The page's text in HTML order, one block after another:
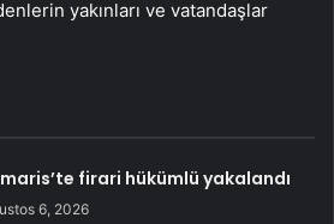
yakınları ve vatandaşlar
firari hükümlü yakalandı
6, 2026